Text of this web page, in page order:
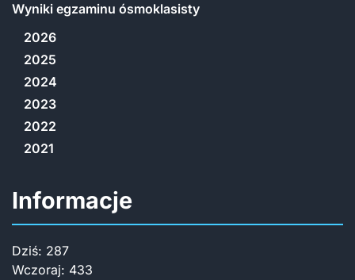
Wyniki egzaminu ósmoklasisty
2026
2025
2024
2023
2022
2021
Informacje
Dziś: 287
Wczoraj: 433